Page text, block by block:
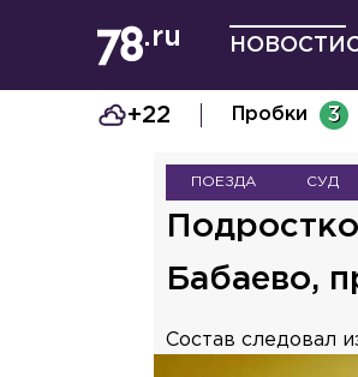
НОВОСТИ
+22 Пробки 3
ПОЕЗДА СУД
Бабаево,
Состав следовал